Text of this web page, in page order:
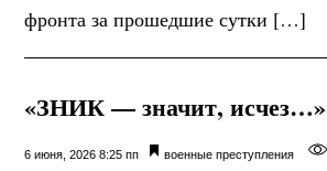
фронта за прошедшие сутки […]
«ЗНИК — значит, исчез…»
6 июня, 2026 8:25 пп военные преступления